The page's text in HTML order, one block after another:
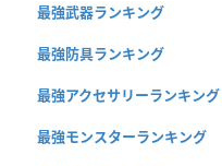
最強武器ランキング
最強防具ランキング
最強アクセサリーランキング
最強モンスターランキング